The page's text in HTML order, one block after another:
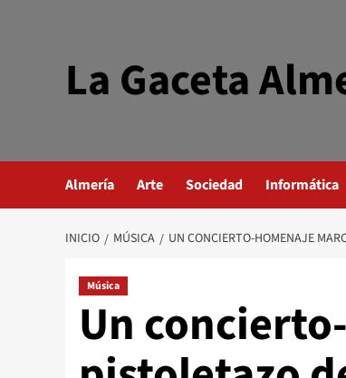
La Gaceta
Almería Arte Sociedad Informática
INICIO MÚSICA UN CONCIERTO-HOMENAJE
Música
Un